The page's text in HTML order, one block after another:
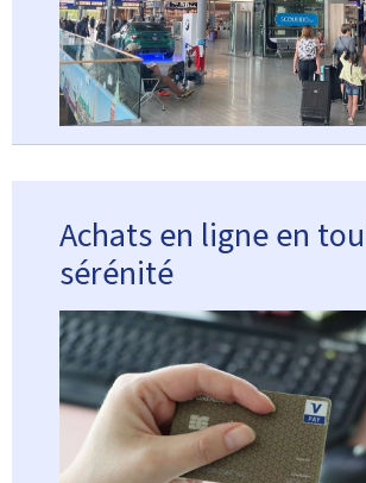
Achats en ligne en
sérénité